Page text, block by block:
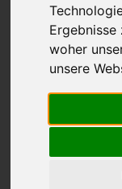
Ergebnisse
woher
unsere